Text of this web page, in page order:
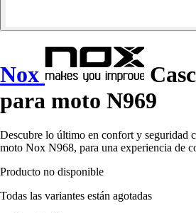
Nox
para moto N969
Descubre lo último en confort y seguridad
moto Nox N968, para una experiencia de
Producto no disponible
Todas las variantes están agotadas